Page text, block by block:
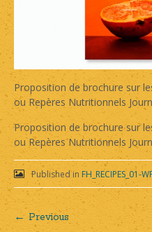
Proposition de brochure sur
ou Repères Nutritionnels
Proposition de brochure sur
ou Repères Nutritionnels
Published in FH_RECIPES_01-
← Previous